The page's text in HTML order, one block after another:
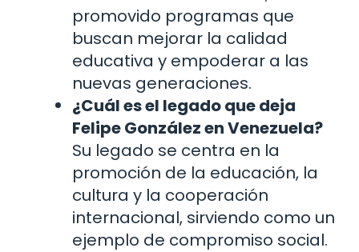
promovido programas que
buscan mejorar la calidad
educativa y empoderar a las
nuevas generaciones.
¿Cuál es el legado que deja
Felipe González en Venezuela?
Su legado se centra en la
promoción de la educación, la
cultura y la cooperación
internacional, sirviendo como un
ejemplo de compromiso social.